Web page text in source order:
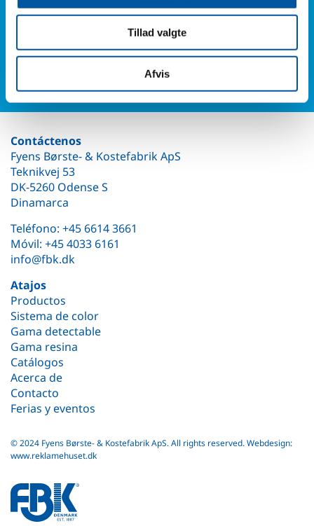
Tillad valgte
Afvis
O rellena nuestro formulario de contacto y sabrás de
nosotros.
Contáctenos
Fyens Børste- & Kostefabrik ApS
Teknikvej 53
DK-5260 Odense S
Dinamarca
Teléfono: +45 6614 3661
Móvil: +45 4033 6161
info@fbk.dk
Atajos
Productos
Sistema de color
Gama detectable
Gama resina
Catálogos
Acerca de
Contacto
Ferias y eventos
© 2024 Fyens Børste- & Kostefabrik ApS. All rights reserved.Webdesign:
www.reklamehuset.dk
fbk